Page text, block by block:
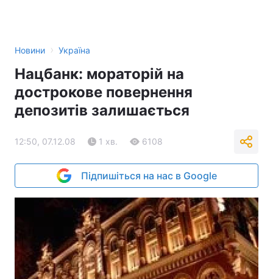
Новини › Україна
Нацбанк: мораторій на
дострокове повернення
депозитів залишається
12:50, 07.12.08 1 хв. 6108
Підпишіться на нас в Google